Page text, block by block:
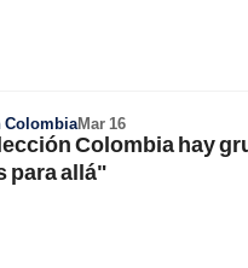
ColombiaMar 16
Colombia hay
para allá"